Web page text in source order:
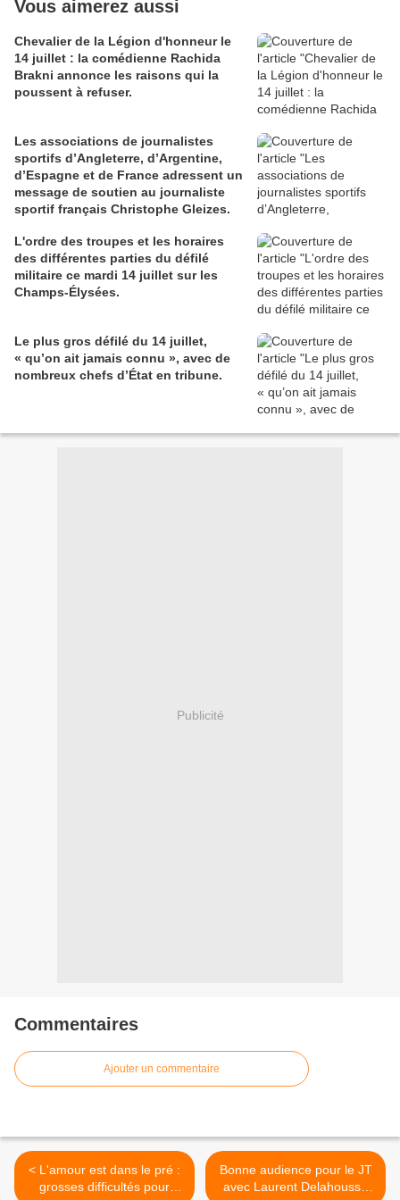
Vous aimerez aussi
Chevalier de la Légion d'honneur le
14 juillet : la comédienne Rachida
Brakni annonce les raisons qui la
poussent à refuser.
Les associations de journalistes
sportifs d’Angleterre, d’Argentine,
d’Espagne et de France adressent un
message de soutien au journaliste
sportif français Christophe Gleizes.
L'ordre des troupes et les horaires
des différentes parties du défilé
militaire ce mardi 14 juillet sur les
Champs-Élysées.
Le plus gros défilé du 14 juillet,
« qu’on ait jamais connu », avec de
nombreux chefs d’État en tribune.
Publicité
Commentaires
Ajouter un commentaire
< L'amour est dans le pré :
grosses difficultés pour
Bonne audience pour le JT
avec Laurent Delahousse